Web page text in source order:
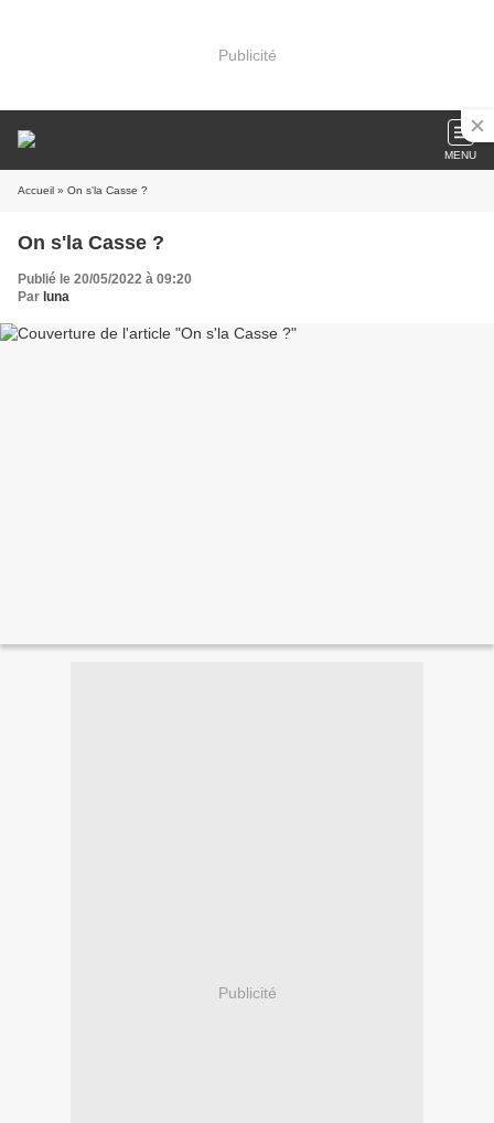
Publicité
MENU
Accueil » On s'la Casse ?
On s'la Casse ?
Publié le 20/05/2022 à 09:20
Par luna
Publicité